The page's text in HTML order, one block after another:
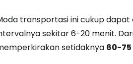
transportasi ini cukup dapat
sekitar 6-20 menit.
setidaknya 60-